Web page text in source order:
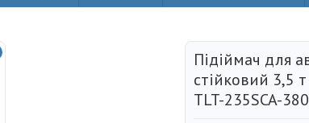
Підіймач для
стійковий 3,5
TLT-235SCA-380